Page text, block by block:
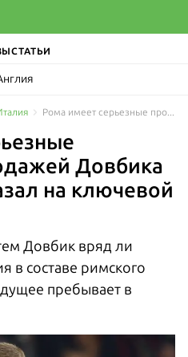
СТАТЬИ
Довбика
на ключевой
Довбик вряд ли
в составе римского
пребывает в